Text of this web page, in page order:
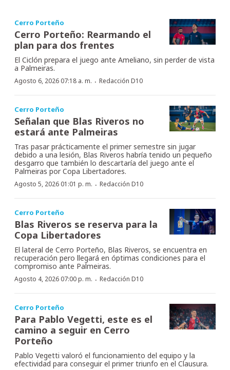
Cerro Porteño
Cerro Porteño: Rearmando el
plan para dos frentes
El Ciclón prepara el juego ante Ameliano, sin perder de vista
a Palmeiras.
Agosto 6, 2026 07:18 a. m. · Redacción D10
Cerro Porteño
Señalan que Blas Riveros no
estará ante Palmeiras
Tras pasar prácticamente el primer semestre sin jugar
debido a una lesión, Blas Riveros habría tenido un pequeño
desgarro que también lo descartaría del juego ante el
Palmeiras por Copa Libertadores.
Agosto 5, 2026 01:01 p. m. · Redacción D10
Cerro Porteño
Blas Riveros se reserva para la
Copa Libertadores
El lateral de Cerro Porteño, Blas Riveros, se encuentra en
recuperación pero llegará en óptimas condiciones para el
compromiso ante Palmeiras.
Agosto 4, 2026 07:00 p. m. · Redacción D10
Cerro Porteño
Para Pablo Vegetti, este es el
camino a seguir en Cerro
Porteño
Pablo Vegetti valoró el funcionamiento del equipo y la
efectividad para conseguir el primer triunfo en el Clausura.